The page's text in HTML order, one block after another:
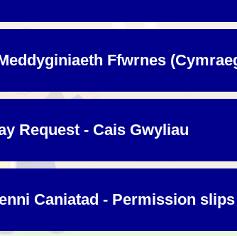
Ffwrnes
Request - Cais Gwyliau
Caniatad - Permission slips